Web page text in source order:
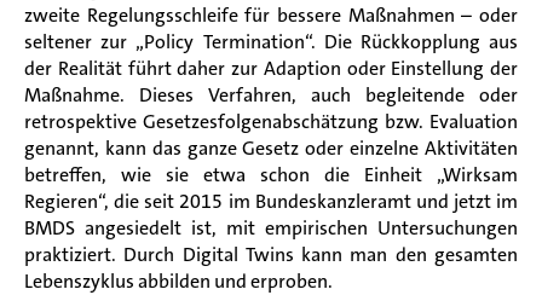
zweite Regelungsschleife für bessere Maßnahmen – oder
seltener zur „Policy Termination“. Die Rückkopplung aus
der Realität führt daher zur Adaption oder Einstellung der
Maßnahme. Dieses Verfahren, auch begleitende oder
retrospektive Gesetzesfolgenabschätzung bzw. Evaluation
genannt, kann das ganze Gesetz oder einzelne Aktivitäten
betreffen, wie sie etwa schon die Einheit „Wirksam
Regieren“, die seit 2015 im Bundeskanzleramt und jetzt im
BMDS angesiedelt ist, mit empirischen Untersuchungen
praktiziert. Durch Digital Twins kann man den gesamten
Lebenszyklus abbilden und erproben.